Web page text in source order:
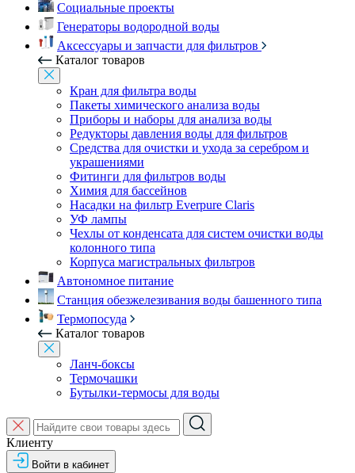
Социальные проекты
Генераторы водородной воды
Аксессуары и запчасти для фильтров
Каталог товаров
Кран для фильтра воды
Пакеты химического анализа воды
Приборы и наборы для анализа воды
Редукторы давления воды для фильтров
Средства для очистки и ухода за серебром и
украшениями
Фитинги для фильтров воды
Химия для бассейнов
Насадки на фильтр Everpure Claris
УФ лампы
Чехлы от конденсата для систем очистки воды
колонного типа
Корпуса магистральных фильтров
Автономное питание
Станция обезжелезивания воды башенного типа
Термопосуда
Каталог товаров
Ланч-боксы
Термочашки
Бутылки-термосы для воды
Клиенту
Войти в кабинет